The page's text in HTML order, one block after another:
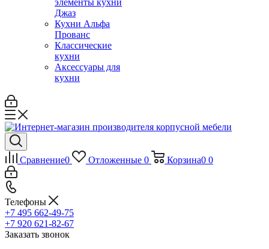
элементы кухни
Джаз
Кухни Альфа
Прованс
Классические
кухни
Аксессуары для
кухни
Сравнение0 Отложенные 0 Корзина0 0
Телефоны
+7 495 662-49-75
+7 920 621-82-67
Заказать звонок